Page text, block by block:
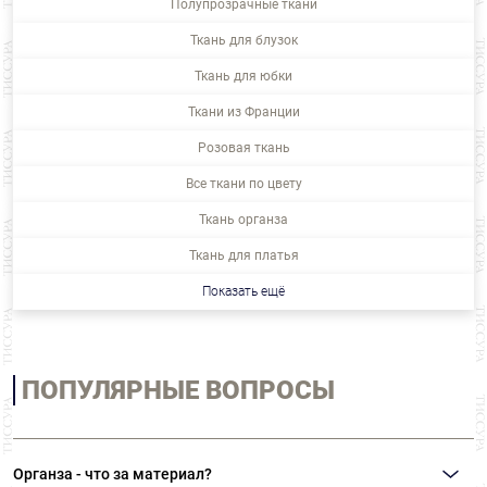
Полупрозрачные ткани
Ткань для блузок
Ткань для юбки
Ткани из Франции
Розовая ткань
Все ткани по цвету
Ткань органза
Ткань для платья
Показать ещё
ПОПУЛЯРНЫЕ ВОПРОСЫ
Органза - что за материал?